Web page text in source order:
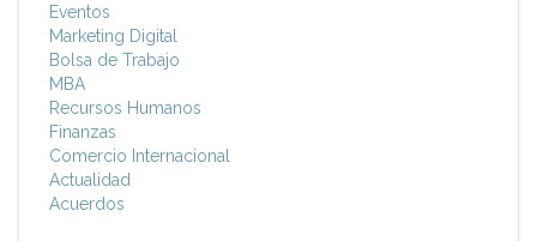
Eventos
Marketing Digital
Bolsa de Trabajo
MBA
Recursos Humanos
Finanzas
Comercio Internacional
Actualidad
Acuerdos